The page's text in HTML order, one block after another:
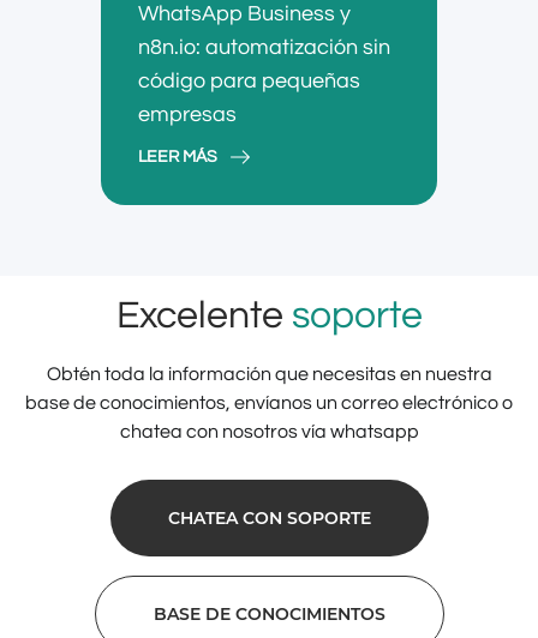
WhatsApp Business y
n8n.io: automatización sin
código para pequeñas
empresas
LEER MÁS
Excelente soporte
Obtén toda la información que necesitas en nuestra
base de conocimientos, envíanos un correo electrónico o
chatea con nosotros vía whatsapp
CHATEA CON SOPORTE
BASE DE CONOCIMIENTOS